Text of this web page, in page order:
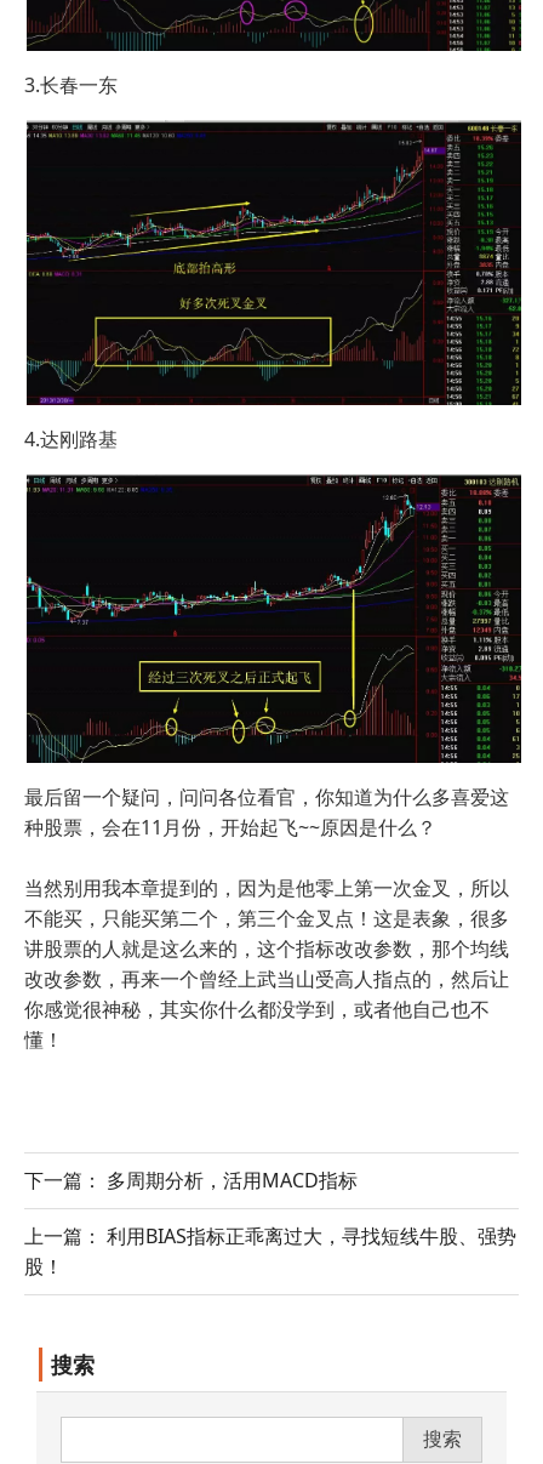
3.长春一东
4.达刚路基
最后留一个疑问，问问各位看官，你知道为什么多喜爱这
种股票，会在11月份，开始起飞~~原因是什么？
当然别用我本章提到的，因为是他零上第一次金叉，所以
不能买，只能买第二个，第三个金叉点！这是表象，很多
讲股票的人就是这么来的，这个指标改改参数，那个均线
改改参数，再来一个曾经上武当山受高人指点的，然后让
你感觉很神秘，其实你什么都没学到，或者他自己也不
懂！
下一篇： 多周期分析，活用MACD指标
上一篇： 利用BIAS指标正乖离过大，寻找短线牛股、强势
股！
搜索
搜索